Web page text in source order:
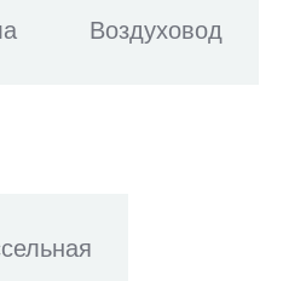
Воздуховод